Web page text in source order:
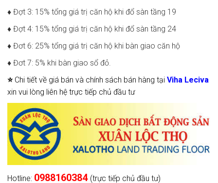
♦ Đợt 3: 15% tổng giá trị căn hộ khi đổ sàn tầng 19
♦ Đợt 4: 15% tổng giá trị căn hộ khi đổ sàn tầng 24
♦ Đơt 6: 25% tổng giá trị căn hộ khi bàn giao căn hộ
♦ Đơt 7: 5% khi bàn giao sổ đỏ.
⭐ Chi tiết về giá bán và chính sách bán hàng tại Viha Leciva
xin vui lòng liên hệ trực tiếp chủ đầu tư
Hotline: 0988160384 (trực tiếp chủ đầu tư)